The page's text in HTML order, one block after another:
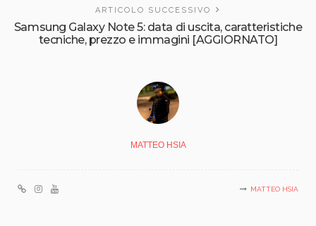
ARTICOLO SUCCESSIVO
Samsung Galaxy Note 5: data di uscita, caratteristiche
tecniche, prezzo e immagini [AGGIORNATO]
MATTEO HSIA
MATTEO HSIA